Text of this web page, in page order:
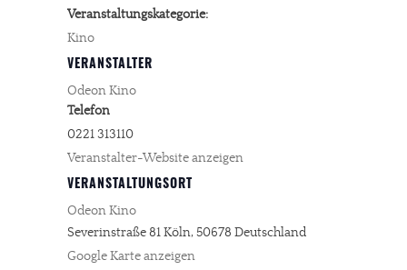
Veranstaltungskategorie:
Kino
VERANSTALTUNGSORT
Odeon Kino
Severinstraße 81Köln, 50678 Deutschland
Google Karte anzeigen
VERANSTALTER
Odeon Kino
Telefon
0221 313110
Veranstalter-Website anzeigen